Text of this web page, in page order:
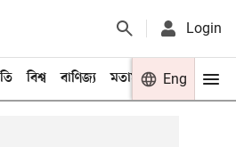
Login
বিশ্ব বাণিজ্য মতামত খেলা
Eng